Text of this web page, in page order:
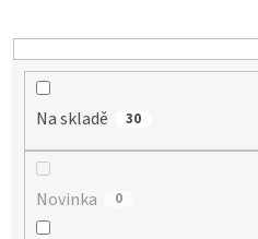
t
ů
Na skladě 30
Novinka 0